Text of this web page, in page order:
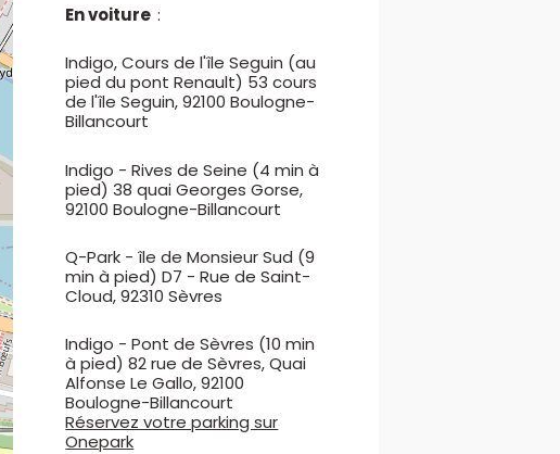
En voiture:
Indigo, Cours de l'île Seguin (au
pied du pont Renault) 53 cours
de l'île Seguin, 92100 Boulogne-
Billancourt
Indigo - Rives de Seine (4 min à
pied) 38 quai Georges Gorse,
92100 Boulogne-Billancourt
Q-Park - île de Monsieur Sud (9
min à pied) D7 - Rue de Saint-
Cloud, 92310 Sèvres
Indigo - Pont de Sèvres (10 min
à pied) 82 rue de Sèvres, Quai
Alfonse Le Gallo, 92100
Boulogne-Billancourt
Réservez votre parking sur
Onepark